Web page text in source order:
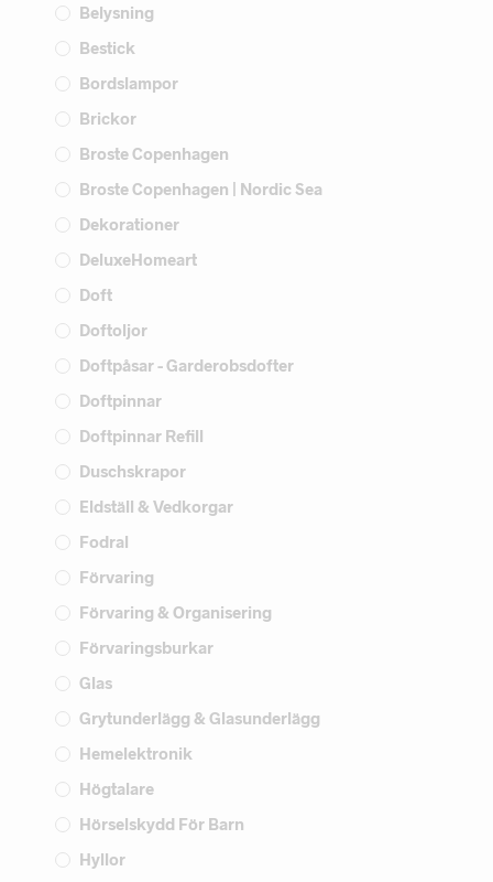
Belysning
Bestick
Bordslampor
Brickor
Broste Copenhagen
Broste Copenhagen | Nordic Sea
Dekorationer
DeluxeHomeart
Doft
Doftoljor
Doftpåsar - Garderobsdofter
Doftpinnar
Doftpinnar Refill
Duschskrapor
Eldställ & Vedkorgar
Fodral
Förvaring
Förvaring & Organisering
Förvaringsburkar
Glas
Grytunderlägg & Glasunderlägg
Hemelektronik
Högtalare
Hörselskydd För Barn
Hyllor